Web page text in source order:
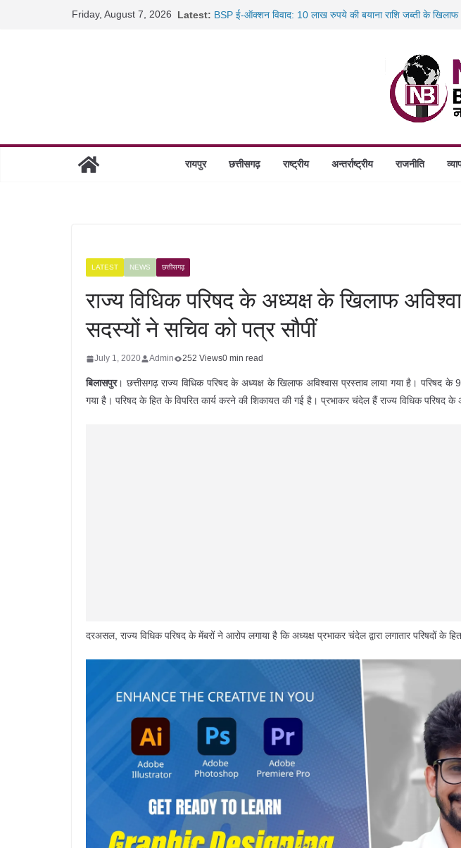
Friday, August 7, 2026 Latest: BSP ई-ऑक्शन विवाद: 10 लाख रुपये की बयाना राशि जब्ती के खिलाफ
छत्तीसगढ़ में 1460 गोधाम होंगे स्थापित, हर विकासखंड के 10 उत्कृष्ट
साइबर ठगी पर दुर्ग पुलिस का बड़ा एक्शन: 13 म्यूल बैंक खाताधारक
रायपुर छत्तीसगढ़ राष्ट्रीय अन्तर्राष्ट्रीय राजनीति
LATEST NEWS छत्तीसगढ़
राज्य विधिक परिषद के अध्यक्ष के खिलाफ
सदस्यों ने सचिव को पत्र सौपीं
July 1, 2020 Admin 252 Views0 min read
बिलासपुर। छत्तीसगढ़ राज्य विधिक परिषद के अध्यक्ष के खिलाफ अविश्वास प्रस्ताव लाया गया है। परिषद के
गया है। परिषद के हित के विपरित कार्य करने की शिकायत की गई है। प्रभाकर चंदेल हैं राज्य विधिक परिषद के
दरअसल, राज्य विधिक परिषद के मेंबरों ने आरोप लगाया है कि अध्यक्ष प्रभाकर चंदेल द्वारा लगातार परिषदों के